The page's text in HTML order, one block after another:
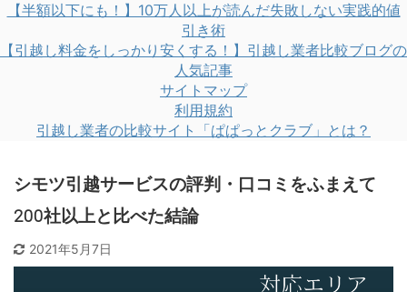
【半額以下にも！】10万人以上が読んだ失敗しない実践的値
引き術
【引越し料金をしっかり安くする！】引越し業者比較ブログの
人気記事
サイトマップ
利用規約
引越し業者の比較サイト「ぱぱっとクラブ」とは？
シモツ引越サービスの評判・口コミをふまえて
200社以上と比べた結論
2021年5月7日